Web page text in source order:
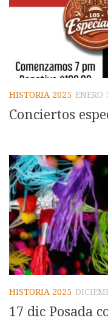
HISTORIA 2025 ENERO
Conciertos
HISTORIA 2025
17 dic Posada